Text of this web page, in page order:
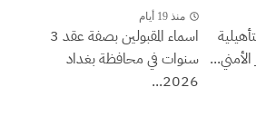
منذ 19 أيام
اسماء المقبولين بصفة عقد 3
سنوات في محافظة بغداد
2026...